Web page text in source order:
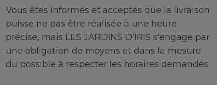
Vous êtes informés et acceptés que la livraison
puisse ne pas être réalisée à une heure
précise, mais LES JARDINS D’IRIS s'engage par
une obligation de moyens et dans la mesure
du possible à respecter les horaires demandés.